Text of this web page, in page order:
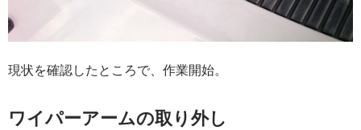
現状を確認したところで、作業開始。
ワイパーアームの取り外し